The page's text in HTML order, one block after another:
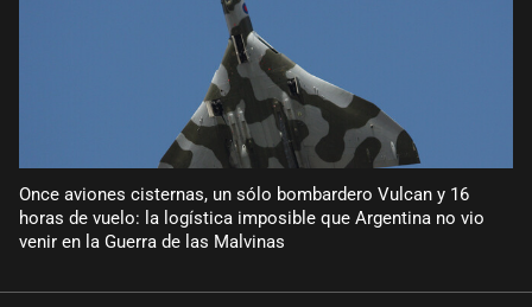
Once aviones cisternas, un sólo bombardero Vulcan y 16
horas de vuelo: la logística imposible que Argentina no vio
venir en la Guerra de las Malvinas